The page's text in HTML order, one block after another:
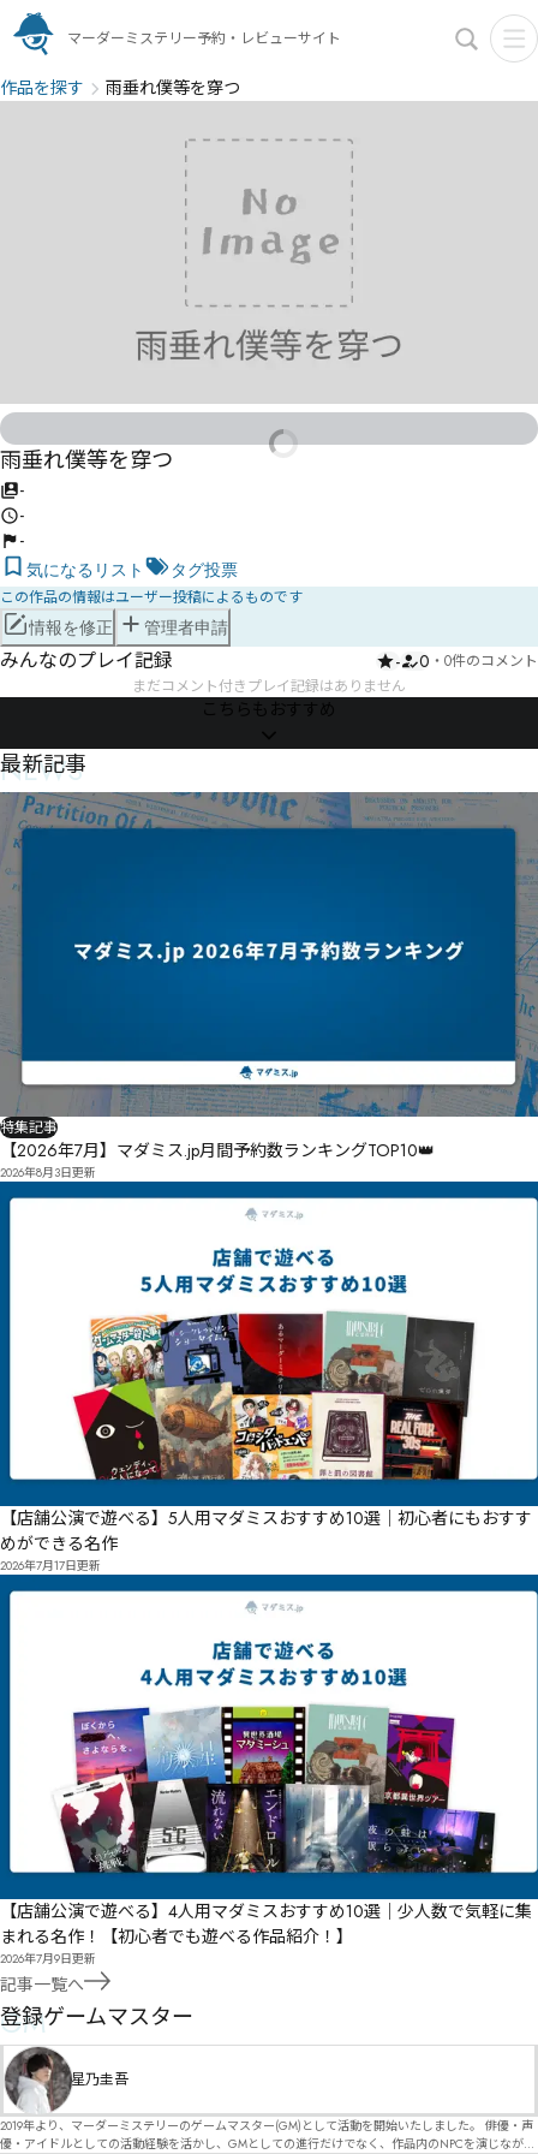
マーダーミステリー予約・レビューサイト
作品を探す 雨垂れ僕等を穿つ
雨垂れ僕等を穿つ
-
-
-
気になるリスト タグ投票
この作品の情報はユーザー投稿によるものです
情報を修正 管理者申請
みんなのプレイ記録 - 0 ・ 0件のコメント
まだコメント付きプレイ記録はありません
こちらもおすすめ
NEWS
最新記事
特集記事
【2026年7月】マダミス.jp月間予約数ランキングTOP10👑
2026年8月3日更新
【店舗公演で遊べる】5人用マダミスおすすめ10選｜初心者にもおすす
めができる名作
2026年7月17日更新
【店舗公演で遊べる】4人用マダミスおすすめ10選｜少人数で気軽に集
まれる名作！【初心者でも遊べる作品紹介！】
2026年7月9日更新
記事一覧へ
GM
登録ゲームマスター
星乃圭吾
2019年より、マーダーミステリーのゲームマスター(GM)として活動を開始いたしました。 俳優・声
優・アイドルとしての活動経験を活かし、GMとしての進行だけでなく、作品内のNPCを演じなが